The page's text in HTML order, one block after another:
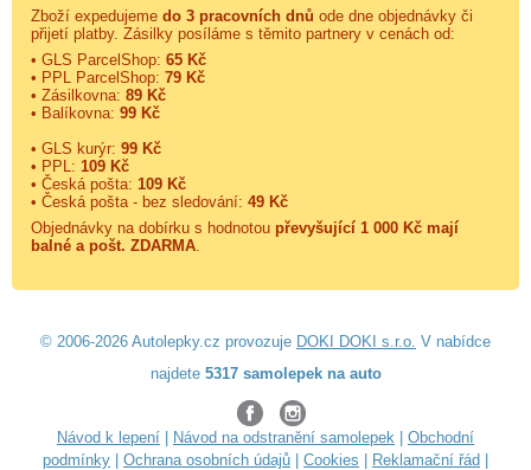
Zboží expedujeme do 3 pracovních dnů ode dne objednávky či
přijetí platby. Zásilky posíláme s těmito partnery v cenách od:
• GLS ParcelShop: 65 Kč
• PPL ParcelShop: 79 Kč
• Zásilkovna: 89 Kč
• Balíkovna: 99 Kč
• GLS kurýr: 99 Kč
• PPL: 109 Kč
• Česká pošta: 109 Kč
• Česká pošta - bez sledování: 49 Kč
Objednávky na dobírku s hodnotou převyšující 1 000 Kč mají
balné a pošt. ZDARMA.
© 2006-2026 Autolepky.cz provozuje DOKI DOKI s.r.o. V nabídce
najdete 5317 samolepek na auto
Návod k lepení Návod na odstranění samolepek
Obchodní
podmínky
Ochrana osobních údajů Cookies Reklamační řád